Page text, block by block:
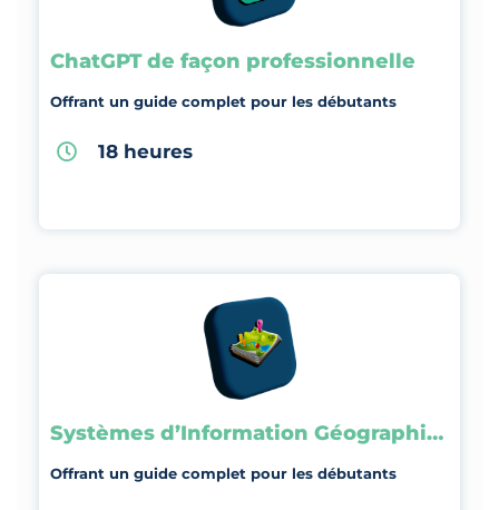
ChatGPT de façon professionnelle
Offrant un guide complet pour les débutants
18 heures
Systèmes d’Information Géographique
Offrant un guide complet pour les débutants